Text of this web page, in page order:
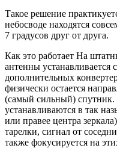
Такое решение
небосводе находятся
7 градусов друг от друга.
Как это работает На
антенны устанавливается
дополнительных
физически остается
(самый сильный) спутник.
устанавливаются в так
или правее центра
тарелки, сигнал от
также фокусируется на